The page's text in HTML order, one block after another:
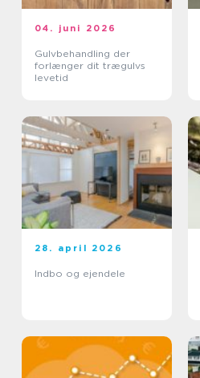
04. juni 2026
Gulvbehandling der
forlænger dit trægulvs
levetid
28. april 2026
Indbo og ejendele